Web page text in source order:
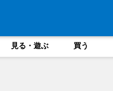
見る・遊ぶ 買う